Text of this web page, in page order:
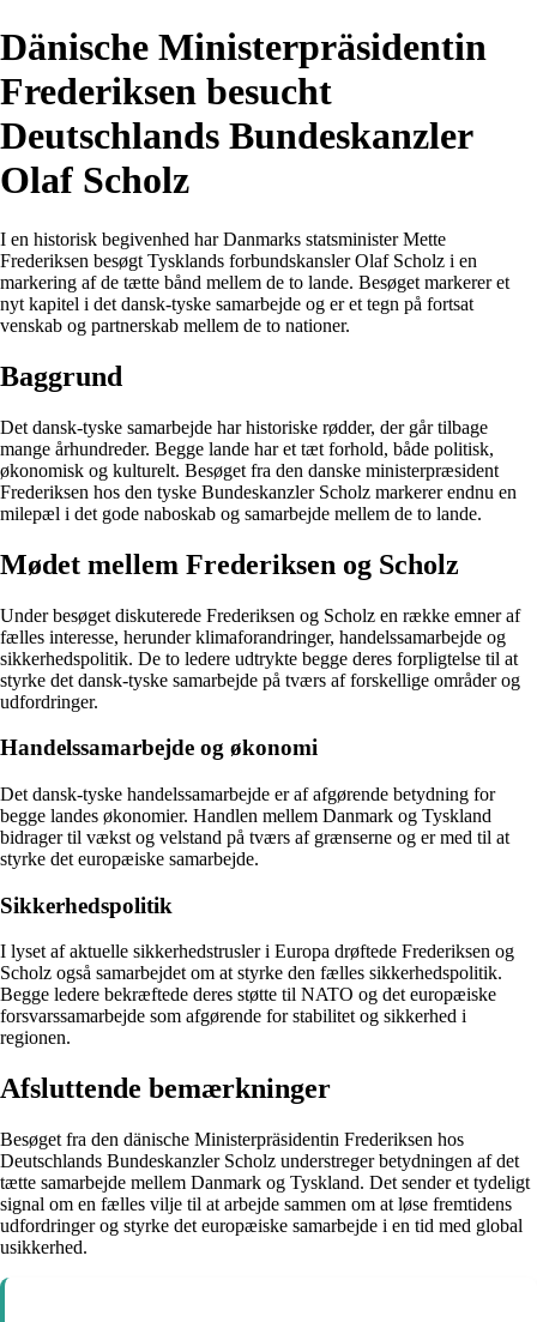
Dänische Ministerpräsidentin
Frederiksen besucht
Deutschlands Bundeskanzler
Olaf Scholz
I en historisk begivenhed har Danmarks statsminister Mette
Frederiksen besøgt Tysklands forbundskansler Olaf Scholz i en
markering af de tætte bånd mellem de to lande. Besøget markerer et
nyt kapitel i det dansk-tyske samarbejde og er et tegn på fortsat
venskab og partnerskab mellem de to nationer.
Baggrund
Det dansk-tyske samarbejde har historiske rødder, der går tilbage
mange århundreder. Begge lande har et tæt forhold, både politisk,
økonomisk og kulturelt. Besøget fra den danske ministerpræsident
Frederiksen hos den tyske Bundeskanzler Scholz markerer endnu en
milepæl i det gode naboskab og samarbejde mellem de to lande.
Mødet mellem Frederiksen og Scholz
Under besøget diskuterede Frederiksen og Scholz en række emner af
fælles interesse, herunder klimaforandringer, handelssamarbejde og
sikkerhedspolitik. De to ledere udtrykte begge deres forpligtelse til at
styrke det dansk-tyske samarbejde på tværs af forskellige områder og
udfordringer.
Handelssamarbejde og økonomi
Det dansk-tyske handelssamarbejde er af afgørende betydning for
begge landes økonomier. Handlen mellem Danmark og Tyskland
bidrager til vækst og velstand på tværs af grænserne og er med til at
styrke det europæiske samarbejde.
Sikkerhedspolitik
I lyset af aktuelle sikkerhedstrusler i Europa drøftede Frederiksen og
Scholz også samarbejdet om at styrke den fælles sikkerhedspolitik.
Begge ledere bekræftede deres støtte til NATO og det europæiske
forsvarssamarbejde som afgørende for stabilitet og sikkerhed i
regionen.
Afsluttende bemærkninger
Besøget fra den dänische Ministerpräsidentin Frederiksen hos
Deutschlands Bundeskanzler Scholz understreger betydningen af det
tætte samarbejde mellem Danmark og Tyskland. Det sender et tydeligt
signal om en fælles vilje til at arbejde sammen om at løse fremtidens
udfordringer og styrke det europæiske samarbejde i en tid med global
usikkerhed.